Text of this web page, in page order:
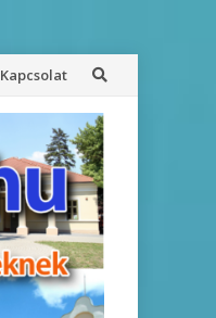
Kapcsolat